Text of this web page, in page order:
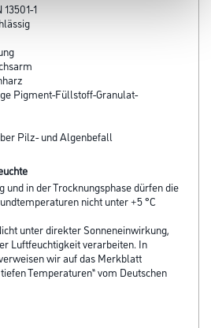
1
Pigment-Füllstoff-Granulat-
Pilz- und Algenbefall
und in der Trocknungsphase dürfen die
nicht unter +5 °C
unter direkter Sonneneinwirkung,
Luftfeuchtigkeit verarbeiten. In
wir auf das Merkblatt
Temperaturen“ vom Deutschen